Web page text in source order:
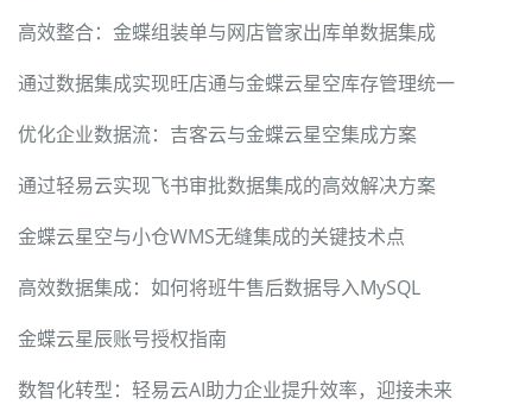
高效整合：金蝶组装单与网店管家出库单数据集成
通过数据集成实现旺店通与金蝶云星空库存管理统一
优化企业数据流：吉客云与金蝶云星空集成方案
通过轻易云实现飞书审批数据集成的高效解决方案
金蝶云星空与小仓WMS无缝集成的关键技术点
高效数据集成：如何将班牛售后数据导入MySQL
金蝶云星辰账号授权指南
数智化转型：轻易云AI助力企业提升效率，迎接未来